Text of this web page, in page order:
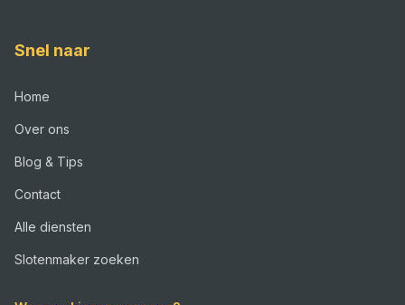
Snel naar
Home
Over ons
Blog & Tips
Contact
Alle diensten
Slotenmaker zoeken